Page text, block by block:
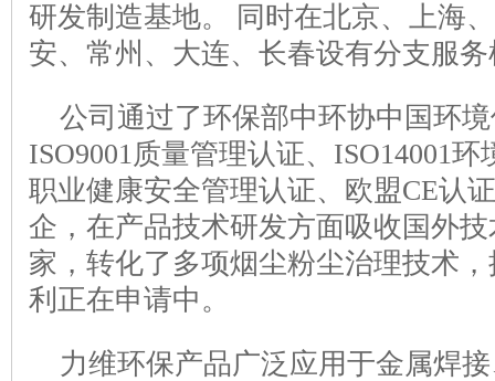
研发制造基地。 同时在北京、上海
安、常州、大连、长春设有分支服
公司通过了环保部中环协中国环
ISO9001质量管理认证、ISO14001
职业健康安全管理认证、欧盟CE认
企，在产品技术研发方面吸收国外
家，转化了多项烟尘粉尘治理技术
利正在申请中。
力维环保产品广泛应用于金属焊